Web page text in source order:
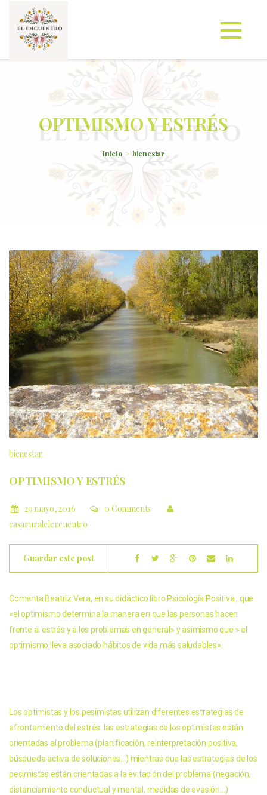
OPTIMISMO Y ESTRÉS
Inicio bienestar
bienestar
OPTIMISMO Y ESTRÉS
29 mayo, 2016
0 Comments
casaruralelencuentro
Guardar este post
Comenta Beatriz Vera, en su didáctico libro Psicología Positiva , que
«el optimismo determina la manera en que las personas hacen
frente al estrés y a los problemas en general» y asimismo que » el
optimismo lleva asociado hábitos de vida más saludables».
Los optimistas y los pesimistas utilizan diferentes estrategias de
afrontamiento del estrés: las estrategias de los optimistas están
orientadas al problema (planificación, reinterpretación positiva,
búsqueda activa de soluciones…) mientras que las estrategias de los
pesimistas están orientadas a la evitación del problema (negación,
distanciamiento conductual y mental, medidas de evasión…)